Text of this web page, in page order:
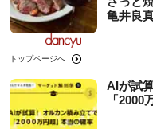
亀井良
トップページへ
AIが試
「